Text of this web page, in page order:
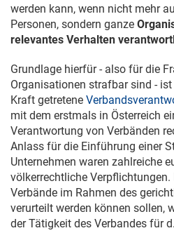
werden kann, wenn nicht mehr
Personen, sondern ganze
relevantes Verhalten
Grundlage hierfür - also für die
Organisationen strafbar sind -
Kraft getretene
mit dem erstmals in Österreich
Verantwortung von Verbänden
Anlass für die Einführung einer
Unternehmen waren zahlreiche
völkerrechtliche
Verbände im Rahmen des
verurteilt werden können sollen,
der Tätigkeit des Verbandes für